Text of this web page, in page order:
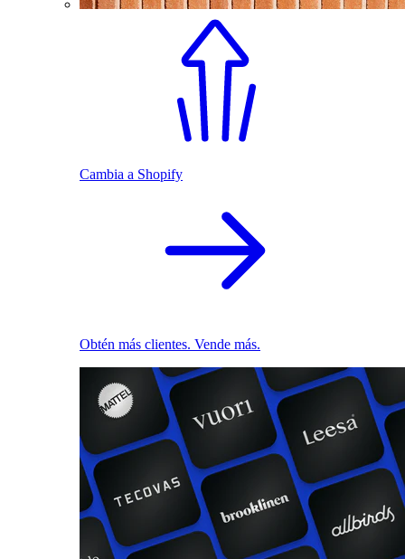
Cambia a Shopify
Obtén más clientes. Vende más.